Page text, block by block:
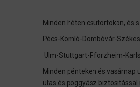
Minden héten csütörtökön, és
Pécs-Komló-Dombóvár-
Ulm-Stuttgart-Pforzheim-
Minden pénteken és vasárnap
utas és poggyász biztositással